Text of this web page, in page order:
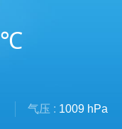
℃
气压 : 1009 hPa